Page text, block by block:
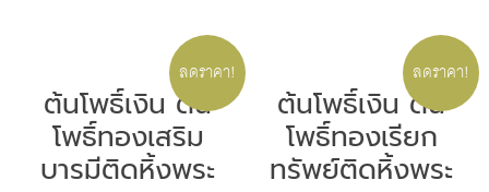
ลดราคา!
ต้นโพธิ์เงิน ต้น
โพธิ์ทองเสริม
บารมีติดหิ้งพระ
ลดราคา!
ต้นโพธิ์เงิน ต้น
โพธิ์ทองเรียก
ทรัพย์ติดหิ้งพระ